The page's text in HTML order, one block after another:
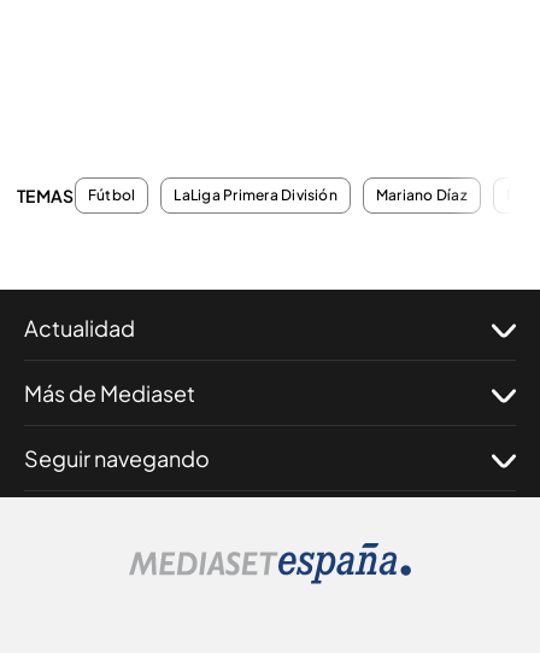
TEMAS Fútbol LaLiga Primera División Mariano Díaz
Actualidad
Más de Mediaset
Seguir navegando